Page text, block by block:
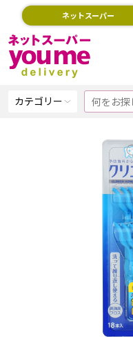
ネットスーパー
カテゴリー